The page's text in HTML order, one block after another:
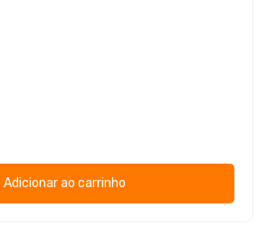
Adicionar ao carrinho